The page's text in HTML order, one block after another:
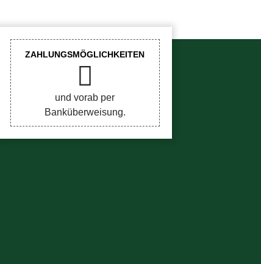
ZAHLUNGSMÖGLICHKEITEN
und vorab per
Banküberweisung.